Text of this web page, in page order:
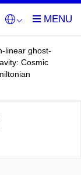
linear ghost-
Cosmic